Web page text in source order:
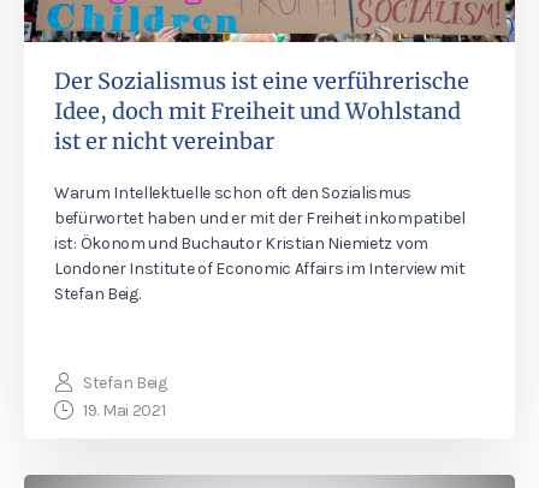
Der Sozialismus ist eine verführerische
Idee, doch mit Freiheit und Wohlstand
ist er nicht vereinbar
Warum Intellektuelle schon oft den Sozialismus
befürwortet haben und er mit der Freiheit inkompatibel
ist: Ökonom und Buchautor Kristian Niemietz vom
Londoner Institute of Economic Affairs im Interview mit
Stefan Beig.
Stefan Beig
19. Mai 2021